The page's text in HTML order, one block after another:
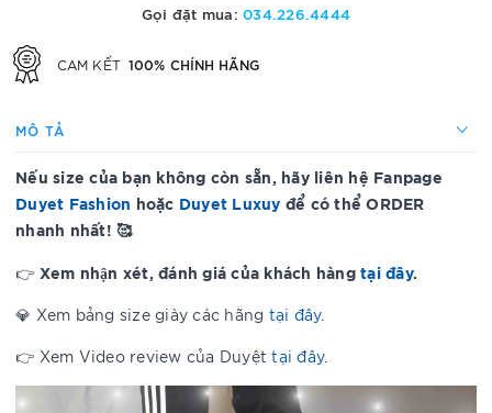
Gọi đặt mua:034.226.4444
CAM KẾT 100% CHÍNH HÃNG
MÔ TẢ
Nếu size của bạn không còn sẵn, hãy liên hệ Fanpage
Duyet Fashion hoặc Duyet Luxuy để có thể ORDER
nhanh nhất! 🥰
👉 Xem nhận xét, đánh giá của khách hàng tại đây.
💎 Xem bảng size giày các hãng tại đây.
👉 Xem Video review của Duyệttại đây.